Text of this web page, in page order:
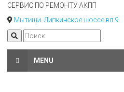
СЕРВИС ПО РЕМОНТУ АКПП
Мытищи. Липкинское шоссе вл.9
MENU